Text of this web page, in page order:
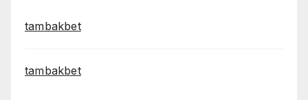
tambakbet
tambakbet